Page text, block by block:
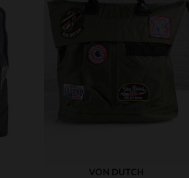
TALLAS DISPONIBLES
41
VON DUTCH